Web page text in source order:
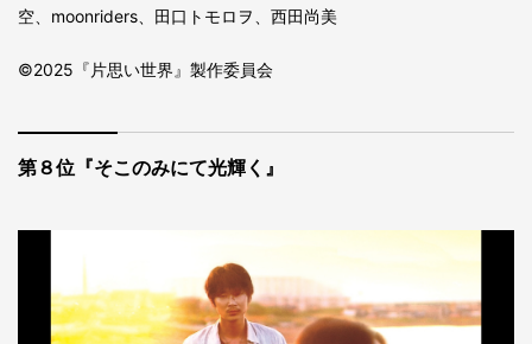
空、moonriders、田口トモロヲ、西田尚美
©2025『片思い世界』製作委員会
第８位『そこのみにて光輝く』